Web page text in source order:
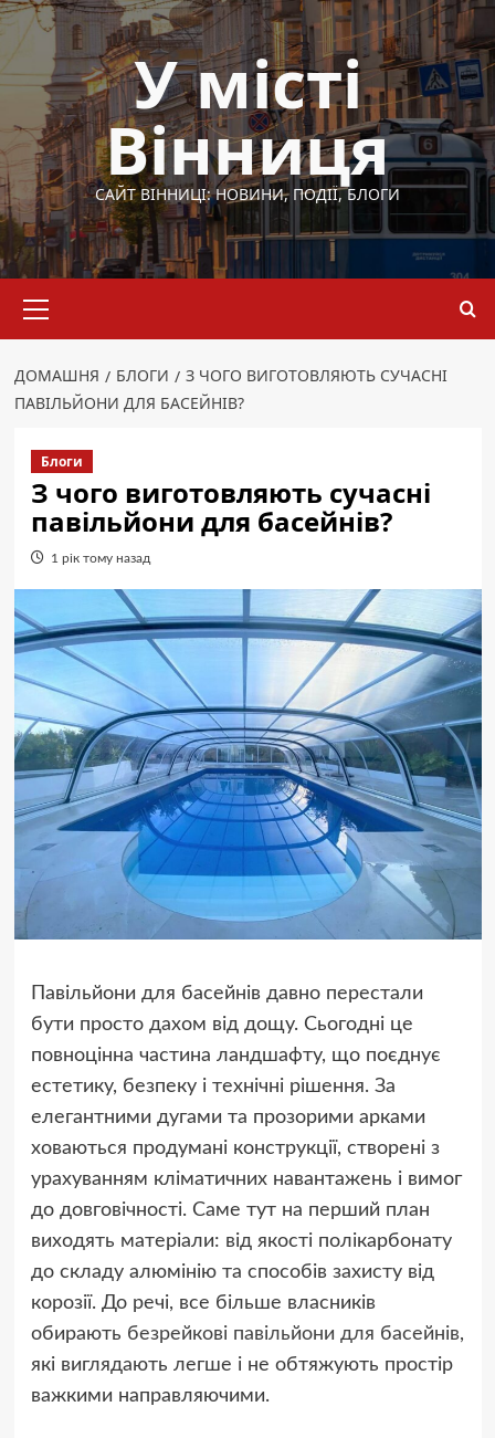
Перейти
до
вмісту
У місті
Вінниця
САЙТ ВІННИЦІ: НОВИНИ, ПОДІЇ, БЛОГИ
меню
ДОМАШНЯ БЛОГИ
З ЧОГО ВИГОТОВЛЯЮТЬ СУЧАСНІ
ПАВІЛЬЙОНИ ДЛЯ БАСЕЙНІВ?
Блоги
З чого виготовляють сучасні
павільйони для басейнів?
1 рік тому назад
Павільйони для басейнів давно перестали
бути просто дахом від дощу. Сьогодні це
повноцінна частина ландшафту, що поєднує
естетику, безпеку і технічні рішення. За
елегантними дугами та прозорими арками
ховаються продумані конструкції, створені з
урахуванням кліматичних навантажень і вимог
до довговічності. Саме тут на перший план
виходять матеріали: від якості полікарбонату
до складу алюмінію та способів захисту від
корозії. До речі, все більше власників
обирають безрейкові павільйони для басейнів,
які виглядають легше і не обтяжують простір
важкими направляючими.